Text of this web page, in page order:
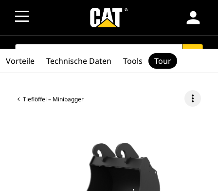
person
SEARCH
Tieflöffel – Minibagger more_vert
Vorteile Technische Daten Tools Tour